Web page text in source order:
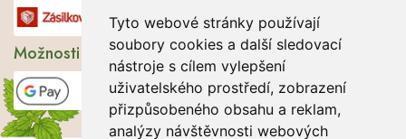
Tyto webové stránky používají
soubory cookies a další sledovací
nástroje s cílem vylepšení
uživatelského prostředí, zobrazení
přizpůsobeného obsahu a reklam,
analýzy návštěvnosti webových
Možnosti platby